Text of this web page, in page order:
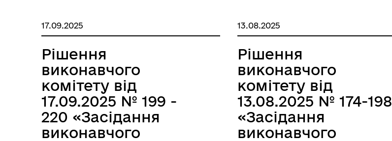
листопад 2025р.»
2025р.»
17.09.2025
Рішення
виконавчого
комітету від
17.09.2025 № 199 -
220 «Засідання
виконавчого
13.08.2025
Рішення
виконавчого
комітету від
13.08.2025 № 174-198
«Засідання
виконавчого